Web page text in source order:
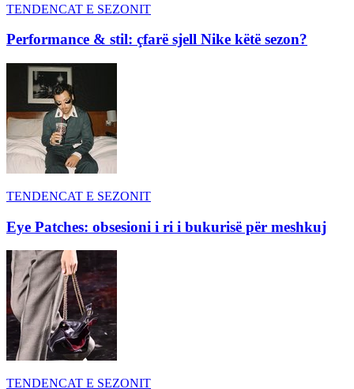
TENDENCAT E SEZONIT
Performance & stil: çfarë sjell Nike këtë sezon?
TENDENCAT E SEZONIT
Eye Patches: obsesioni i ri i bukurisë për meshkuj
TENDENCAT E SEZONIT